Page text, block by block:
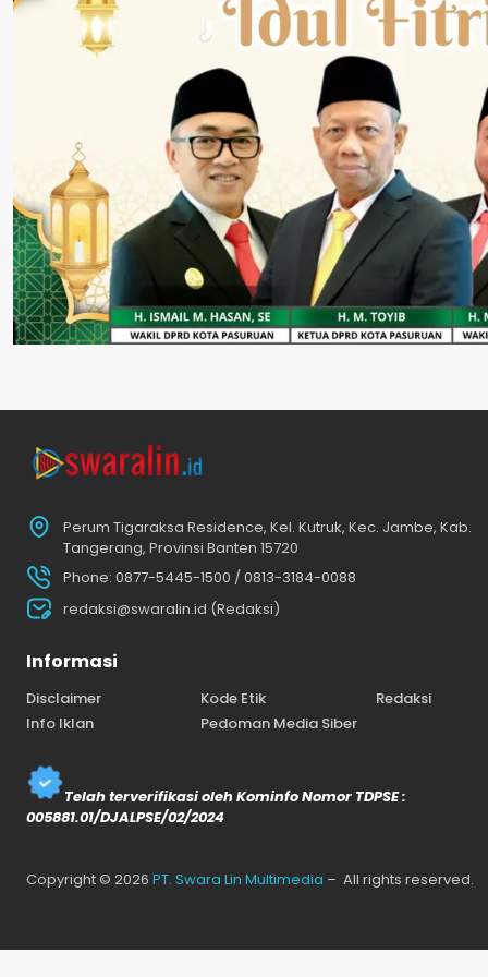
Perum Tigaraksa Residence, Kel. Kutruk, Kec. Jambe, Kab.
Tangerang, Provinsi Banten 15720
Phone: 0877-5445-1500 / 0813-3184-0088
redaksi@swaralin.id (Redaksi)
Informasi
Disclaimer Kode Etik
Redaksi
Info Iklan
Pedoman Media Siber
Telah terverifikasi oleh Kominfo Nomor TDPSE :
005881.01/DJALPSE/02/2024
Copyright © 2026 PT. Swara Lin Multimedia – All rights reserved.